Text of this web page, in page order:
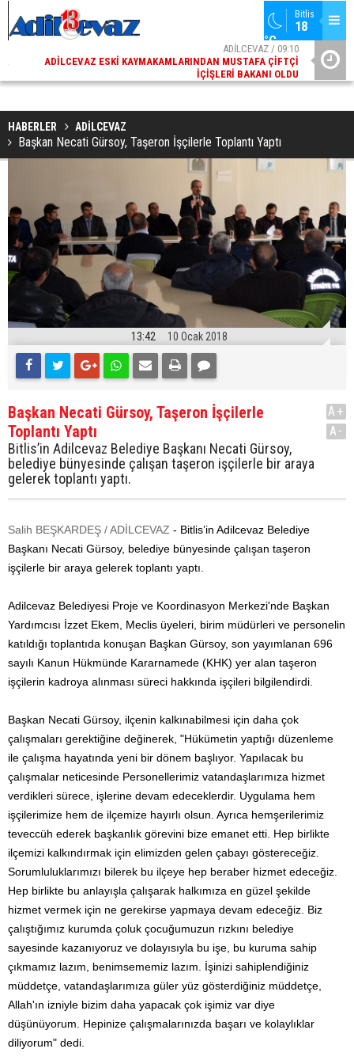
Bitlis
18
°C
ADİLCEVAZ / 09:10
ADILCEVAZ ESKI KAYMAKAMLARINDAN MUSTAFA ÇIFTÇI
İÇIŞLERI BAKANI OLDU
HABERLER ADİLCEVAZ
Başkan Necati Gürsoy, Taşeron İşçilerle Toplantı Yaptı
13:42 10 Ocak 2018
Başkan Necati Gürsoy, Taşeron İşçilerle
Toplantı Yaptı
Bitlis’in Adilcevaz Belediye Başkanı Necati Gürsoy,
belediye bünyesinde çalışan taşeron işçilerle bir araya
gelerek toplantı yaptı.
A+
A-
Salih BEŞKARDEŞ / ADİLCEVAZ - Bitlis’in Adilcevaz Belediye
Başkanı Necati Gürsoy, belediye bünyesinde çalışan taşeron
işçilerle bir araya gelerek toplantı yaptı.
Adilcevaz Belediyesi Proje ve Koordinasyon Merkezi'nde Başkan
Yardımcısı İzzet Ekem, Meclis üyeleri, birim müdürleri ve personelin
katıldığı toplantıda konuşan Başkan Gürsoy, son yayımlanan 696
sayılı Kanun Hükmünde Kararnamede (KHK) yer alan taşeron
işçilerin kadroya alınması süreci hakkında işçileri bilgilendirdi.
Başkan Necati Gürsoy, ilçenin kalkınabilmesi için daha çok
çalışmaları gerektiğine değinerek, "Hükümetin yaptığı düzenleme
ile çalışma hayatında yeni bir dönem başlıyor. Yapılacak bu
çalışmalar neticesinde Personellerimiz vatandaşlarımıza hizmet
verdikleri sürece, işlerine devam edeceklerdir. Uygulama hem
işçilerimize hem de ilçemize hayırlı olsun. Ayrıca hemşerilerimiz
teveccüh ederek başkanlık görevini bize emanet etti. Hep birlikte
ilçemizi kalkındırmak için elimizden gelen çabayı göstereceğiz.
Sorumluluklarımızı bilerek bu ilçeye hep beraber hizmet edeceğiz.
Hep birlikte bu anlayışla çalışarak halkımıza en güzel şekilde
hizmet vermek için ne gerekirse yapmaya devam edeceğiz. Biz
çalıştığımız kurumda çoluk çocuğumuzun rızkını belediye
sayesinde kazanıyoruz ve dolayısıyla bu işe, bu kuruma sahip
çıkmamız lazım, benimsememiz lazım. İşinizi sahiplendiğiniz
müddetçe, vatandaşlarımıza güler yüz gösterdiğiniz müddetçe,
Allah'ın izniyle bizim daha yapacak çok işimiz var diye
düşünüyorum. Hepinize çalışmalarınızda başarı ve kolaylıklar
diliyorum" dedi.